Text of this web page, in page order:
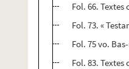
Fol. 66.
Fol. 73. «
Fol. 75 vo.
Fol. 83.